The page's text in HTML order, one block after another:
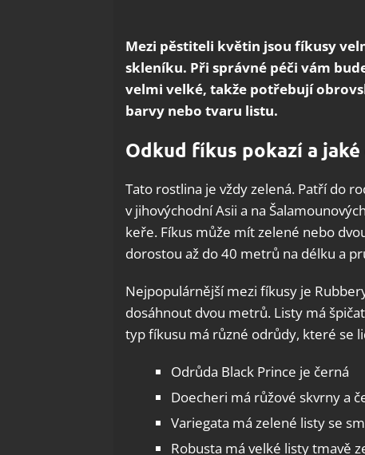
Mezi pěstiteli květin jsou fíkusy
skleníku. Při správné péči vám
velmi velké, takže potřebují
barvy nebo tvaru listu.
Odkud fíkus pokazí a
Tato rostlina je vždy zelená. Patří do
v jihovýchodní Asii a na
keře. Fíkus může mít zelené nebo
dorostou až do 40 metrů na délku a
Nejpopulárnější mezi fíkusy je
dosáhnout dvou metrů. Listy má
typ fíkusu má různé odrůdy, které se
Odrůda Black Prince je černá
Doecheri má růžové skvrny a
Variegata má zelené listy se
Robusta má velké listy tmavě